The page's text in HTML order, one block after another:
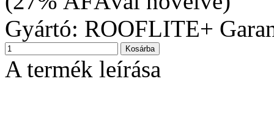
Gyártó: ROOFLITE+
A termék leírása